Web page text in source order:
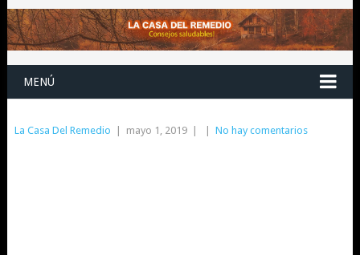
MENÚ
La Casa Del Remedio mayo 1, 2019 No hay comentarios